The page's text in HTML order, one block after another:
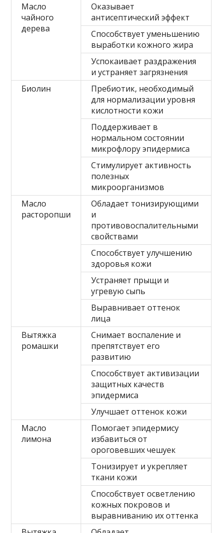
Масло
чайного
дерева
Оказывает
антисептический эффект
Способствует уменьшению
выработки кожного жира
Успокаивает раздражения
и устраняет загрязнения
Биолин
Пребиотик, необходимый
для нормализации уровня
кислотности кожи
Поддерживает в
нормальном состоянии
микрофлору эпидермиса
Стимулирует активность
полезных
микроорганизмов
Масло
расторопши
Обладает тонизирующими
и
противовоспалительными
свойствами
Способствует улучшению
здоровья кожи
Устраняет прыщи и
угревую сыпь
Выравнивает оттенок
лица
Вытяжка
ромашки
Снимает воспаление и
препятствует его
развитию
Способствует активизации
защитных качеств
эпидермиса
Улучшает оттенок кожи
Масло
лимона
Помогает эпидермису
избавиться от
ороговевших чешуек
Тонизирует и укрепляет
ткани кожи
Способствует осветлению
кожных покровов и
выравниванию их оттенка